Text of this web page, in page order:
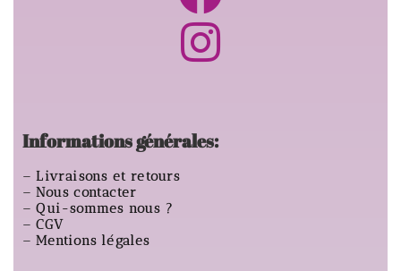
Informations générales:
–Livraisons et retours
–Nous contacter
–Qui-sommes nous ?
–CGV
–Mentions légales